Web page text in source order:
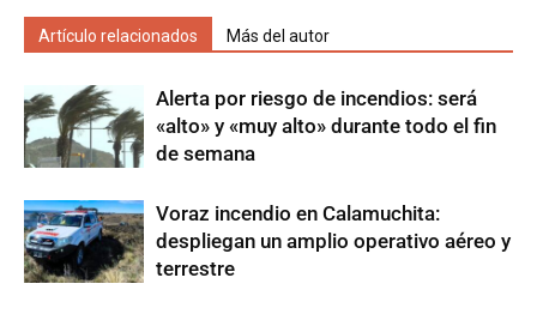
Artículo relacionados Más del autor
Alerta por riesgo de incendios: será
«alto» y «muy alto» durante todo el fin
de semana
Voraz incendio en Calamuchita:
despliegan un amplio operativo aéreo y
terrestre